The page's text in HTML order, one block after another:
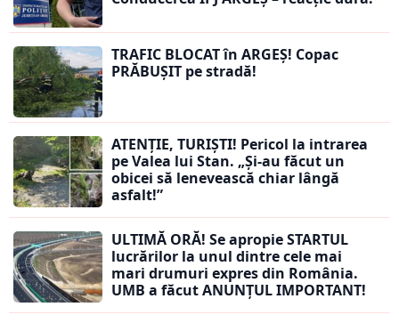
TRAFIC BLOCAT în ARGEȘ! Copac
PRĂBUȘIT pe stradă!
ATENȚIE, TURIȘTI! Pericol la intrarea
pe Valea lui Stan. „Și-au făcut un
obicei să lenevească chiar lângă
asfalt!”
ULTIMĂ ORĂ! Se apropie STARTUL
lucrărilor la unul dintre cele mai
mari drumuri expres din România.
UMB a făcut ANUNȚUL IMPORTANT!